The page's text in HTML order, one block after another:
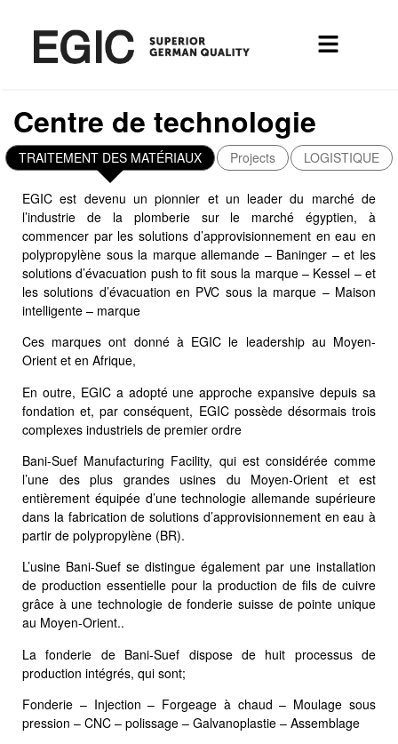
Centre de technologie
TRAITEMENT DES MATÉRIAUX Projects LOGISTIQUE
EGIC est devenu un pionnier et un leader du marché de
l’industrie de la plomberie sur le marché égyptien, à
commencer par les solutions d’approvisionnement en eau en
polypropylène sous la marque allemande – Baninger – et les
solutions d’évacuation push to fit sous la marque – Kessel – et
les solutions d’évacuation en PVC sous la marque – Maison
intelligente – marque
Ces marques ont donné à EGIC le leadership au Moyen-
Orient et en Afrique,
En outre, EGIC a adopté une approche expansive depuis sa
fondation et, par conséquent, EGIC possède désormais trois
complexes industriels de premier ordre
Bani-Suef Manufacturing Facility, qui est considérée comme
l’une des plus grandes usines du Moyen-Orient et est
entièrement équipée d’une technologie allemande supérieure
dans la fabrication de solutions d’approvisionnement en eau à
partir de polypropylène (BR).
L’usine Bani-Suef se distingue également par une installation
de production essentielle pour la production de fils de cuivre
grâce à une technologie de fonderie suisse de pointe unique
au Moyen-Orient..
La fonderie de Bani-Suef dispose de huit processus de
production intégrés, qui sont;
Fonderie – Injection – Forgeage à chaud – Moulage sous
pression – CNC – polissage – Galvanoplastie – Assemblage